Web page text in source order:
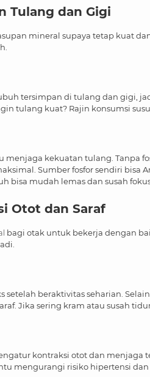
Tulang dan Gigi
mineral supaya tetap kuat
tersimpan di tulang dan gigi,
tulang kuat? Rajin konsumsi
menjaga kekuatan tulang. Tanpa
Sumber fosfor sendiri bisa
bisa mudah lemas dan susah
Otot dan Saraf
bagi otak untuk bekerja dengan
setelah beraktivitas seharian.
Jika sering kram atau susah
kontraksi otot dan menjaga
mengurangi risiko hipertensi dan